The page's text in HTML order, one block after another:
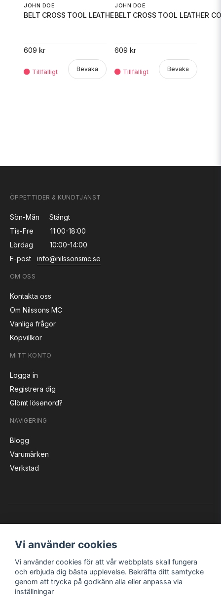
JOHN DOE
BELT CROSS TOOL LEATHER COGNAC
609 kr
Bevaka
JOHN DOE
BELT CROSS TOOL LEATHER
609 kr
Bevaka
ÖPPETTIDER & KUNDTJÄNST
Sön-Mån
Stängt
Tis-Fre
11:00-18:00
Lördag
10:00-14:00
E-post
info@nilssonsmc.se
OM OSS
Kontakta oss
Om Nilssons MC
Vanliga frågor
Köpvillkor
MITT KONTO
Logga in
Registrera dig
Glömt lösenord?
NAVIGERING
Blogg
Varumärken
Verkstad
Instagram Facebook YouTube
Vi använder cookies
Vi använder cookies för att vår webbplats skall fungera
och erbjuda dig bästa upplevelse. Bekräfta ditt samtycke
genom att trycka på godkänn alla eller anpassa via
inställningar